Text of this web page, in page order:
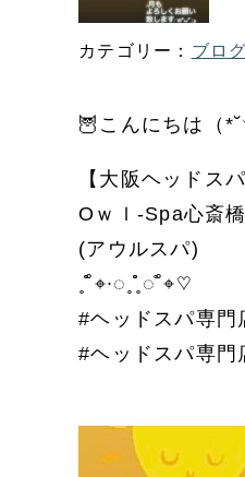
ブログ
🦉こんにちは（
【大阪ヘッドス
(アウルスパ)
˳˚̊̊⌖∙◌˳˳̊̊̊◌˚̊⌖♡
#ヘッドスパ専門
#ヘッドスパ専